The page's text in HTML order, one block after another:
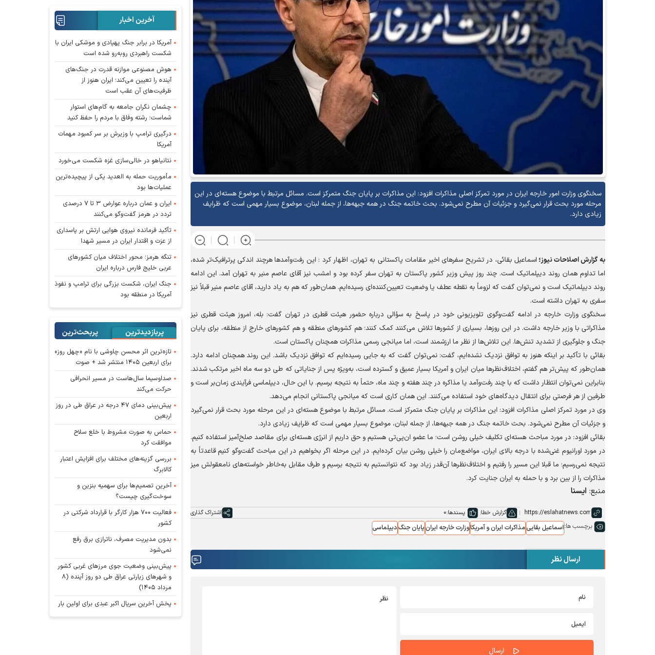
سخنگوی وزارت امور خارجه ایران در مورد تمرکز اصلی مذاکرات افزود: این مذاکرات بر پایان جنگ متمرکز است. مسائل مرتبط با موضوع هسته‌ای در این
مرحله مورد بحث قرار نمی‌گیرد و جزئیات آن مطرح نمی‌شود. بحث خاتمه جنگ در همه جبهه‌ها، از جمله لبنان، موضوع بسیار مهمی است که ظرایف
زیادی دارد.
به گزارشاصلاحات نیوز؛ اسماعیل بقائی، در تشریح سفرهای اخیر مقامات پاکستانی به تهران، اظهار کرد : این رفت‌وآمدها هرچند اندکی پرترافیک‌تر شده،
اما تداوم همان روند دیپلماتیک است. چند روز پیش وزیر کشور پاکستان به تهران سفر کرده بود و امشب نیز آقای عاصم منیر به تهران آمد. این ادامه
روند دیپلماتیک است و نمی‌توان گفت که لزوماً به نقطه عطف یا وضعیت تعیین‌کننده‌ای رسیده‌ایم. همان‌طور که هم به یاد دارید، آقای عاصم منیر قبلاً نیز
سفری به تهران داشته است.
سخنگوی وزارت خارجه در ادامه گفت‌وگوی تلویزیونی خود در پاسخ به سؤالی درباره حضور هیئت قطری در تهران گفت: بله، امروز هیئت قطری نیز
مذاکراتی با وزیر خارجه داشت. در این روزها، بسیاری از کشورها تلاش می‌کنند کمک کنند؛ هم کشورهای منطقه و هم کشورهای خارج از منطقه، برای پایان
جنگ و جلوگیری از تشدید تنش‌ها. این تلاش‌ها از نظر ما ارزشمند است، اما میانجی رسمی مذاکرات همچنان پاکستان است.
بقائی با تأکید بر اینکه هنوز به توافق نزدیک نشده‌ایم، گفت: نمی‌توان گفت که به جایی رسیده‌ایم که توافق نزدیک باشد. این روند همچنان ادامه دارد.
همان‌طور که پیش‌تر هم گفتم، اختلاف‌نظرها میان ایران و آمریکا بسیار عمیق و گسترده است، به‌ویژه پس از جنایاتی که طی دو سه ماه اخیر مرتکب شدند.
بنابراین نمی‌توان انتظار داشت که با چند رفت‌وآمد یا مذاکره در چند هفته و چند ماه، حتماً به نتیجه برسیم. با این حال، دیپلماسی فرآیندی زمان‌بر است و
طرفین از هر فرصتی برای انتقال دیدگاه‌های خود استفاده می‌کنند. این همان کاری است که میانجی پاکستانی انجام می‌دهد.
وی در مورد تمرکز اصلی مذاکرات افزود: این مذاکرات بر پایان جنگ متمرکز است. مسائل مرتبط با موضوع هسته‌ای در این مرحله مورد بحث قرار نمی‌گیرد
و جزئیات آن مطرح نمی‌شود. بحث خاتمه جنگ در همه جبهه‌ها، از جمله لبنان، موضوع بسیار مهمی است که ظرایف زیادی دارد.
بقائی افزود: در مورد مباحث هسته‌ای تکلیف خیلی روشن است؛ ما عضو ان‌پی‌تی هستیم و حق داریم از انرژی هسته‌ای برای مقاصد صلح‌آمیز استفاده کنیم.
در مورد اورانیوم غنی‌شده با درجه بالای ایران، مواضع‌مان را خیلی روشن بیان کرده‌ایم. در این مرحله اگر بخواهیم در این مباحث گفت‌وگو کنیم قاعدتاً به
نتیجه نمی‌رسیم؛ ما قبلا این مسیر را رفتیم و اختلاف‌نظرها آن‌قدر زیاد بود که نتوانستیم به نتیجه برسیم و طرف مقابل به‌خاطر خواسته‌های نامعقولش میز
مذاکرات را از بین برد و با حمله به ایران جنایت کرد.
منبع: ایسنا
گزارش خطا پسندها:0 اشتراک گذاری
برچسب ها:اسماعیل بقاییمذاکرات ایران و آمریکاوزارت خارجه ایرانپایان جنگدیپلماسی
ارسال نظر
آخرین اخبار
آمریکا در برابر جنگ پهپادی و موشکی ایران با
شکست راهبردی روبه‌رو شده است
هوش مصنوعی موازنه قدرت در جنگ‌های
آینده را تعیین می‌کند؛ ایران هنوز از
ظرفیت‌های آن عقب است
چشمان نگران جامعه به گام‌های استوار
شماست؛ رشته وفاق با مردم را حفظ کنید
درگیری ترامپ با وزیرش بر سر کمبود مهمات
آمریکا
نتانیاهو در خالی‌سازی غزه شکست می‌خورد
مأموریت حمله به العدید یکی از پیچیده‌ترین
عملیات‌ها بود
ایران و عمان درباره عوارض ۳ تا ۷ درصدی
تردد در هرمز گفت‌وگو می‌کنند
تأکید فرمانده نیروی هوایی ارتش بر پاسداری
از عزت و اقتدار ایران در مسیر شهدا
تنگه هرمز؛ محور اختلاف میان کشورهای
عربی خلیج فارس درباره ایران
جنگ ایران، شکست بزرگی برای ترامپ و نفوذ
آمریکا در منطقه بود
پربازدیدترین پربحث‌ترین‌
تازه‌ترین اثر محسن چاوشی با نام «چهل روز»
برای اربعین ۱۴۰۵ منتشر شد + صوت
صداوسیما سال‌هاست در مسیر انحرافی
حرکت می‌کند
پیش‌بینی دمای ۴۷ درجه در عراق طی در روز
اربعین
حماس به صورت مشروط با خلع سلاح
موافقت کرد
بررسی گزینه‌های مختلف برای افزایش اعتبار
کالابرگ
آخرین تصمیم‌ها برای سهمیه بنزین و
سوخت‌گیری چیست؟
فعالیت ۷۰۰ هزار کارگر با قرارداد شرکتی در
کشور
بدون مدیریت مصرف، ناترازی برق رفع
نمی‌شود
پیش‌بینی وضعیت جوی مرز‌های غربی کشور
و شهر‌های زیارتی عراق طی دو روز آینده (۸
مرداد ۱۴۰۵)
پخش آخرین سریال اکبر عبدی برای اولین بار